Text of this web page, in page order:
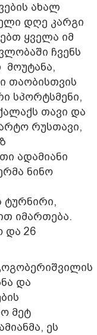
ახალ
დღე კარგი
ყველა იმ
ჩვენს
მოუტანა,
თაობისთვის
სპორტსმენი,
თავი და
რუსთავი,
ადამიანი
ნინო
ტურნირი,
იმართება.
და 26
და
მეტ
ეს